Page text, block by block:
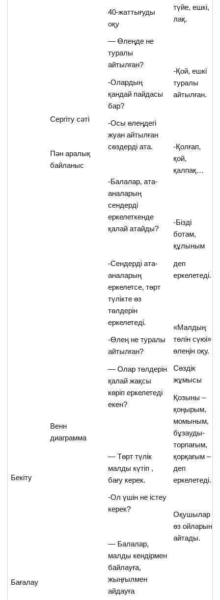
Бекіту
Бағалау
Сергіту сәті
Пән аралық
байланыс
Венн
диаграмма
40-жаттығуды
оқу
— Өлеңде не
туралы
айтылған?
-Олардың
қандай пайдасы
бар?
-Осы өлеңдегі
жуан айтылған
сөздерді ата.
-Балалар, ата-
аналарың
сендерді
еркелеткенде
қалай атайды?
-Сендерді ата-
аналарың
еркелетсе, төрт
түлікте өз
төлдерін
еркелетеді.
-Өлең не туралы
айтылған?
— Олар төлдерін
қалай жақсы
көріп еркелетеді
екен?
— Төрт түлік
малды күтіп ,
бағу керек.
-Ол үшін не істеу
керек?
— Балалар,
малды кендірмен
байлауға,
жыңғылмен
айдауға
түйе, ешкі,
лақ.
-Қой, ешкі
туралы
айтылған.
-Қолғап,
қой,
қалпақ…
-Бізді
ботам,
құлыным
деп
еркелетеді.
«Малдың
төлін сүюі»
өлеңін оқу.
Сөздік
жұмысы
Қозыны –
қоңырым,
момыным,
бұзауды-
торпағым,
қорқағым –
деп
еркелетеді.
Оқушылар
өз ойларын
айтады.